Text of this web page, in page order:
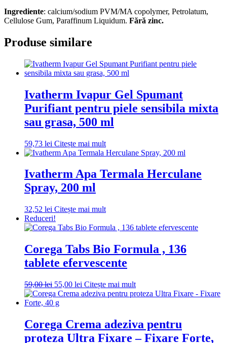
Ingrediente: calcium/sodium PVM/MA copolymer, Petrolatum,
Cellulose Gum, Paraffinum Liquidum. Fără zinc.
Produse similare
Ivatherm Ivapur Gel Spumant
Purifiant pentru piele sensibila mixta
sau grasa, 500 ml
59,73 lei Citește mai mult
Ivatherm Apa Termala Herculane
Spray, 200 ml
32,52 lei Citește mai mult
Reduceri!
Corega Tabs Bio Formula , 136
tablete efervescente
59,00lei Prețul
inițial
a
59,00 lei.
55,00 lei Prețul
curent
Citește mai mult
Corega Crema adeziva pentru
proteza Ultra Fixare – Fixare Forte,